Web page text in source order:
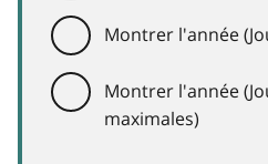
Montrer l'année
Montrer l'année
maximales)